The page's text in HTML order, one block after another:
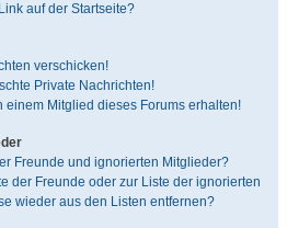
auf der Startseite?
verschicken!
Private Nachrichten!
einem Mitglied dieses Forums erhalten!
Freunde und ignorierten Mitglieder?
der Freunde oder zur Liste der ignorierten
wieder aus den Listen entfernen?